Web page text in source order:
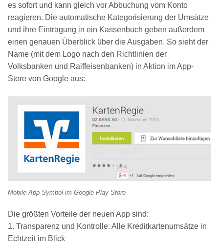
es sofort und kann gleich vor Abbuchung vom Konto
reagieren. Die automatische Kategorisierung der Umsätze
und ihre Eintragung in ein Kassenbuch geben außerdem
einen genauen Überblick über die Ausgaben. So sieht der
Name (mit dem Logo nach den Richtlinien der
Volksbanken und Raiffeisenbanken) in Aktion im App-
Store von Google aus:
Mobile App Symbol im Google Play Store
Die größten Vorteile der neuen App sind:
1. Transparenz und Kontrolle: Alle Kreditkartenumsätze in
Echtzeit im Blick